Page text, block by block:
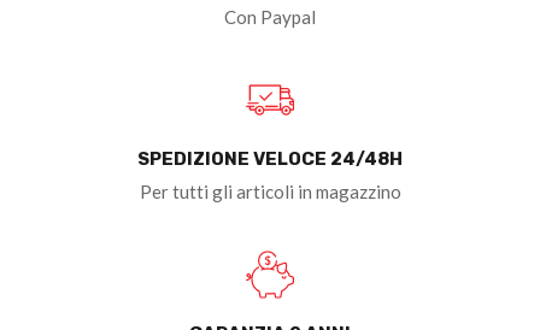
Con Paypal
SPEDIZIONE VELOCE 24/48H
Per tutti gli articoli in magazzino